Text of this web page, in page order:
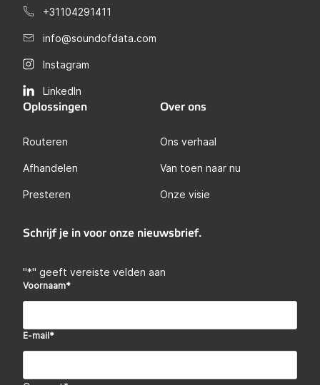
+31104291411
info@soundofdata.com
Instagram
LinkedIn
Oplossingen
Routeren
Afhandelen
Presteren
Over ons
Ons verhaal
Van toen naar nu
Onze visie
Schrijf je in voor onze nieuwsbrief.
"*" geeft vereiste velden aan
Voornaam*
E-mail*